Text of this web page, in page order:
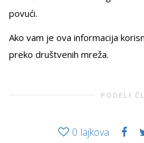
povući.
Ako vam je ova informacija
preko društvenih mreža.
PODELI
0 lajkova